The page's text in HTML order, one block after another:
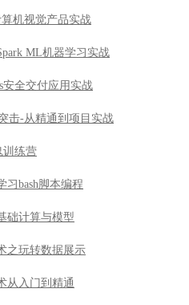
算机视觉产品实战
ML机器学习实战
安全交付应用实战
突击-从精通到项目实战
训练营
习bash脚本编程
础计算与模型
之玩转数据展示
从入门到精通